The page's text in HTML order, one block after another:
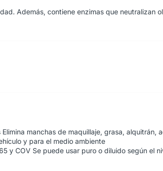
Además, contiene enzimas que neutralizan
Elimina manchas de maquillaje, grasa, alquitrán,
y para el medio ambiente
y COV Se puede usar puro o diluido según el